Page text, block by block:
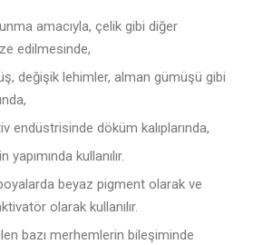
amacıyla, çelik gibi diğer
edilmesinde,
değişik lehimler, alman gümüşü gibi
endüstrisinde döküm kalıplarında,
kullanılır.
beyaz pigment olarak ve
olarak kullanılır.
bazı merhemlerin bileşiminde